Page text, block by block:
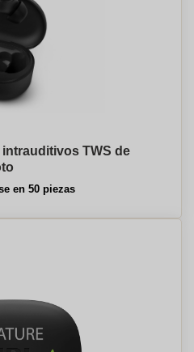
TWS de
en 50 piezas